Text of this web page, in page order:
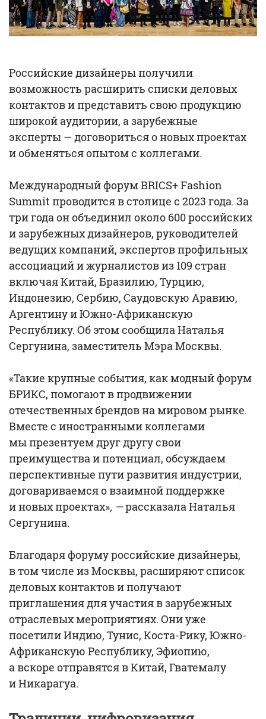
Российские дизайнеры получили
возможность расширить списки деловых
контактов и представить свою продукцию
широкой аудитории, а зарубежные
эксперты — договориться о новых проектах
и обменяться опытом с коллегами.
Международный форум BRICS+ Fashion
Summit проводится в столице с 2023 года. За
три года он объединил около 600 российских
и зарубежных дизайнеров, руководителей
ведущих компаний, экспертов профильных
ассоциаций и журналистов из 109 стран
включая Китай, Бразилию, Турцию,
Индонезию, Сербию, Саудовскую Аравию,
Аргентину и Южно-Африканскую
Республику. Об этом сообщила Наталья
Сергунина, заместитель Мэра Москвы.
«Такие крупные события, как модный форум
БРИКС, помогают в продвижении
отечественных брендов на мировом рынке.
Вместе с иностранными коллегами
мы презентуем друг другу свои
преимущества и потенциал, обсуждаем
перспективные пути развития индустрии,
договариваемся о взаимной поддержке
и новых проектах», —рассказала Наталья
Сергунина.
Благодаря форуму российские дизайнеры,
в том числе из Москвы, расширяют список
деловых контактов и получают
приглашения для участия в зарубежных
отраслевых мероприятиях. Они уже
посетили Индию, Тунис, Коста-Рику, Южно-
Африканскую Республику, Эфиопию,
а вскоре отправятся в Китай, Гватемалу
и Никарагуа.